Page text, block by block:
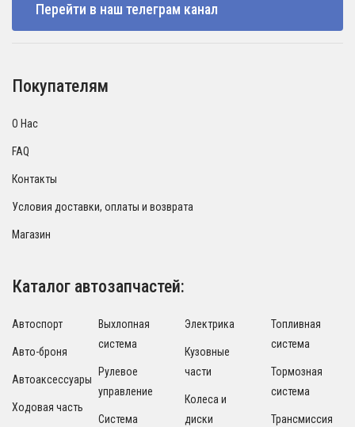
Перейти в наш телеграм канал
Покупателям
О Нас
FAQ
Контакты
Условия доставки, оплаты и возврата
Магазин
Каталог автозапчастей:
Автоспорт
Авто-броня
Автоаксессуары
Ходовая часть
Выхлопная
система
Рулевое
управление
Система
Электрика
Кузовные
части
Колеса и
диски
Топливная
система
Тормозная
система
Трансмиссия